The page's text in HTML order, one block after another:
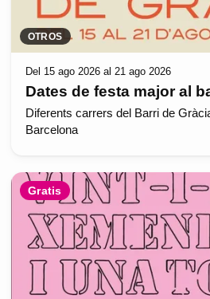
OTROS
Del 15 ago 2026 al 21 ago 2026
Dates de festa major al
Diferents carrers del Barri de
Barcelona
Gratis